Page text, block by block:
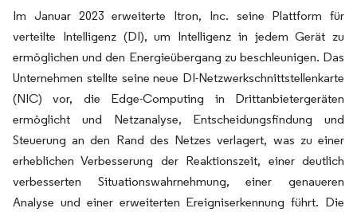
Im Januar 2023 erweiterte Itron, Inc. seine Plattform für
verteilte Intelligenz (DI), um Intelligenz in jedem Gerät zu
ermöglichen und den Energieübergang zu beschleunigen. Das
Unternehmen stellte seine neue DI-Netzwerkschnittstellenkarte
(NIC) vor, die Edge-Computing in Drittanbietergeräten
ermöglicht und Netzanalyse, Entscheidungsfindung und
Steuerung an den Rand des Netzes verlagert, was zu einer
erheblichen Verbesserung der Reaktionszeit, einer deutlich
verbesserten Situationswahrnehmung, einer genaueren
Analyse und einer erweiterten Ereigniserkennung führt. Die